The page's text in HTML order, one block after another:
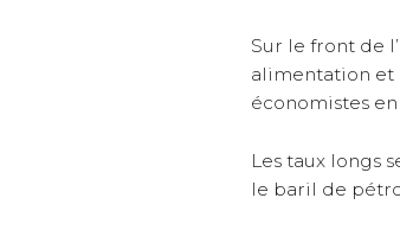
Sur le front de
alimentation et
économistes
Les taux longs
le baril de